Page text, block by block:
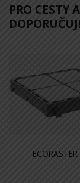
PRO CESTY